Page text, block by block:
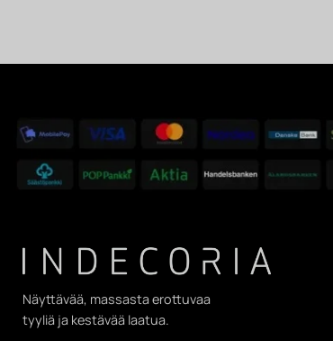
Näyttävää, massasta erottuvaa
tyyliä ja kestävää laatua.